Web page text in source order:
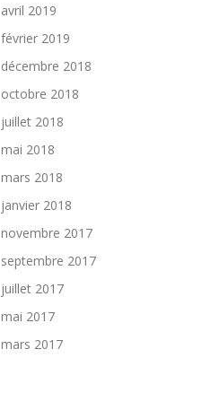
avril 2019
février 2019
décembre 2018
octobre 2018
juillet 2018
mai 2018
mars 2018
janvier 2018
novembre 2017
septembre 2017
juillet 2017
mai 2017
mars 2017